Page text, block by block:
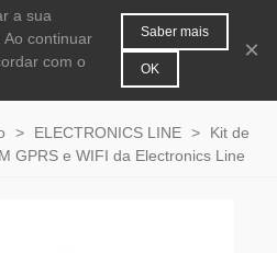
0
> ELECTRONICS LINE >
Kit de
GPRS e WIFI da Electronics Line
a sua
Ao continuar
com o
Saber mais
OK
×